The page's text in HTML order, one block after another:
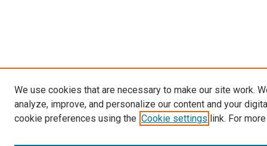
We use cookies that are necessary to make our site work.
analyze, improve, and personalize our content and your
cookie preferences using the Cookie settings link. For